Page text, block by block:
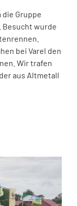
Gruppe
Besucht wurde
bei Varel den
Wir trafen
aus Altmetall